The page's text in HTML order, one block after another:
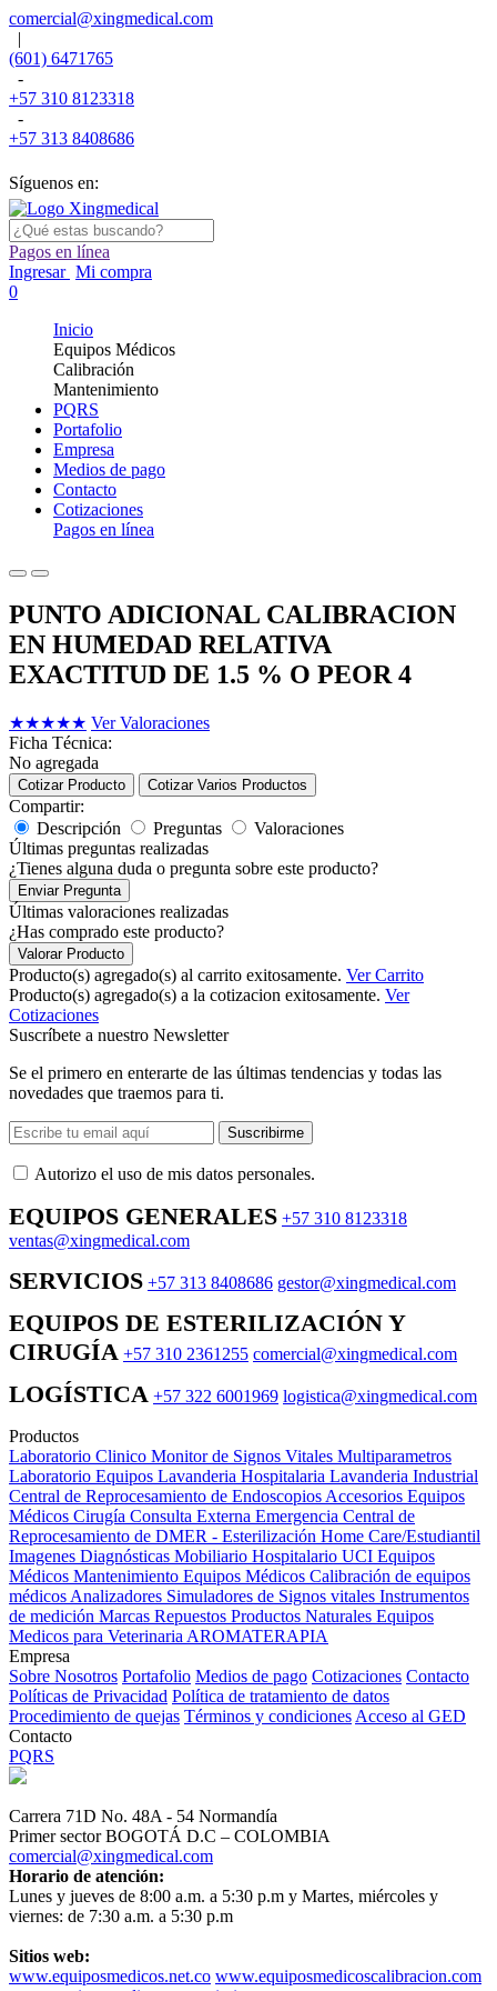
comercial@xingmedical.com
|
(601) 6471765
-
+57 310 8123318
-
+57 313 8408686
Síguenos en:
Pagos en línea
Ingresar Mi compra
0
Inicio
Equipos Médicos
Calibración
Mantenimiento
PQRS
Portafolio
Empresa
Medios de pago
Contacto
Cotizaciones
Pagos en línea
PUNTO ADICIONAL CALIBRACION
EN HUMEDAD RELATIVA
EXACTITUD DE 1.5 % O PEOR 4
★★★★★ Ver Valoraciones
Ficha Técnica:
No agregada
Cotizar Producto Cotizar Varios Productos
Compartir:
Descripción
Preguntas
Valoraciones
Últimas preguntas realizadas
¿Tienes alguna duda o pregunta sobre este producto?
Enviar Pregunta
Últimas valoraciones realizadas
¿Has comprado este producto?
Valorar Producto
Producto(s) agregado(s) al carrito exitosamente. Ver Carrito
Producto(s) agregado(s) a la cotizacion exitosamente. Ver
Cotizaciones
Suscríbete a nuestro Newsletter
Se el primero en enterarte de las últimas tendencias y todas las
novedades que traemos para ti.
Suscribirme
Autorizo ​​el uso de mis datos personales.
EQUIPOS GENERALES +57 310 8123318
ventas@xingmedical.com
SERVICIOS +57 313 8408686 gestor@xingmedical.com
EQUIPOS DE ESTERILIZACIÓN Y
CIRUGÍA +57 310 2361255 comercial@xingmedical.com
LOGÍSTICA +57 322 6001969 logistica@xingmedical.com
Productos
Laboratorio Clinico Monitor de Signos Vitales Multiparametros
Laboratorio Equipos Lavanderia Hospitalaria Lavanderia Industrial
Central de Reprocesamiento de Endoscopios Accesorios Equipos
Médicos Cirugía Consulta Externa Emergencia Central de
Reprocesamiento de DMER - Esterilización Home Care/Estudiantil
Imagenes Diagnósticas Mobiliario Hospitalario UCI Equipos
Médicos Mantenimiento Equipos Médicos Calibración de equipos
médicos Analizadores Simuladores de Signos vitales Instrumentos
de medición Marcas Repuestos Productos Naturales Equipos
Medicos para Veterinaria AROMATERAPIA
Empresa
Sobre Nosotros Portafolio Medios de pago Cotizaciones Contacto
Políticas de Privacidad Política de tratamiento de datos
Procedimiento de quejas Términos y condiciones Acceso al GED
Contacto
PQRS
Carrera 71D No. 48A - 54 Normandía
Primer sector BOGOTÁ D.C – COLOMBIA
comercial@xingmedical.com
Horario de atención:
Lunes y jueves de 8:00 a.m. a 5:30 p.m y Martes, miércoles y
viernes: de 7:30 a.m. a 5:30 p.m
Sitios web:
www.equiposmedicos.net.co www.equiposmedicoscalibracion.com